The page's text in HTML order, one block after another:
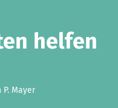
helfen
Mayer